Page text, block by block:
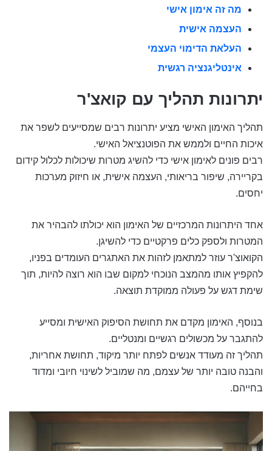
מה זה אימון אישי
העצמה אישית
העלאת הדימוי העצמי
אינטליגנציה רגשית
יתרונות תהליך עם קואצ'ר
תהליך האימון האישי מציע יתרונות רבים שמסייעים לשפר את
איכות החיים ולממש את הפוטנציאל האישי.
רבים פונים לאימון אישי כדי להשיג מטרות שיכולות לכלול קידום
בקריירה, שיפור בריאותי, העצמה אישית, או חיזוק מערכות
יחסים.
אחד היתרונות המרכזיים של האימון הוא יכולתו להבהיר את
המטרות ולספק כלים פרקטיים כדי להשיגן.
הקואוצ'ר עוזר למתאמן לזהות את האתגרים העומדים בפניו,
להקפיץ אותו מהמצב הנוכחי למקום שבו הוא רוצה להיות, תוך
שימת דגש על פעולה ממוקדת תוצאה.
בנוסף, האימון מקדם את תחושת הסיפוק האישית ומסייע
להתגבר על מכשולים רגשיים ומנטליים.
תהליך זה מעודד אנשים לפתח יותר מיקוד, תחושת אחריות,
והבנה טובה יותר של עצמם, מה שמוביל לשינוי חיובי ומדוד
בחייהם.